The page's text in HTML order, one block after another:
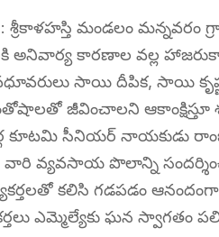
: శ్రీకాళహస్తి మండలం
కారణాల వల్ల
సాయి దీపిక, సాయి
జీవించాలని ఆకాంక్షిస్తూ
కూటమి సీనియర్ నాయకుడు
వ్యవసాయ పొలాన్ని
కలిసి గడపడం ఆనందంగా
ఎమ్మెల్యేకు ఘన స్వాగతం